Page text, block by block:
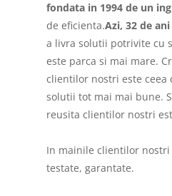
fondata in 1994 de un
de eficienta.Azi, 32 de
a livra solutii potrivite cu
este parca si mai mare.
clientilor nostri este ceea
solutii tot mai mai bune.
reusita clientilor nostri
In mainile clientilor
testate, garantate.